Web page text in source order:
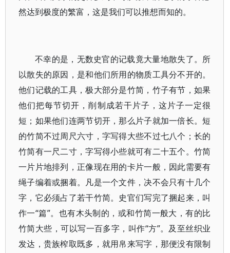
然达到极度的繁富，这是我们可以推想而知的。
不幸的是，无数史官的记载竟大量地散失了。所
以散失的原因，是和他们所用的物质工具分不开的。
他们记载的工具，极大部分是竹简，竹子有节，如果
他们把每节切开，削制成若干片子，这片子一定很
短；如果他们连两节切开，那么片子就加一倍长。短
的竹简不过周尺六寸，字写得大些不过七八个；长的
竹简有一尺二寸，字写得小些就可有二十五个。竹简
一片片地排列，正像现在用的卡片一般，因此需要有
绳子编着或捆着。凡是一个文件，决不会只有十几个
字，它必须占了若干竹简。史官们写完了捆起来，叫
作一“篇”。也有木头制的，或和竹简一般大，有的比
竹简大些，可以写一百多字，叫作“方”。及至丝织业
发达，贵族榨取既多，就用帛来写字，那便没有限制